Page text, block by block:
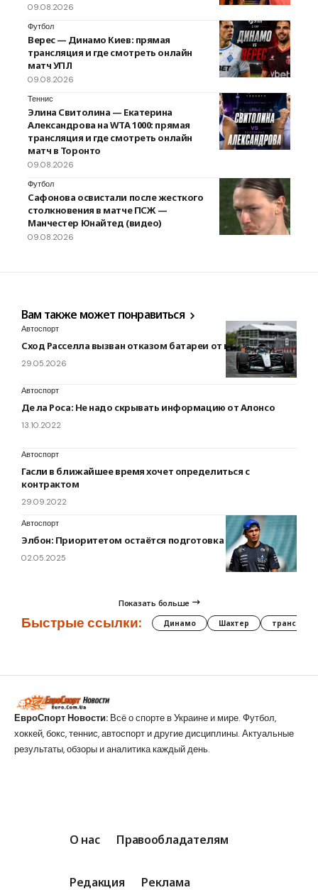
09.08.2026
Футбол
Верес — Динамо Киев: прямая
трансляция и где смотреть онлайн
матч УПЛ
09.08.2026
Теннис
Элина Свитолина — Екатерина
Александрова на WTA 1000: прямая
трансляция и где смотреть онлайн
матч в Торонто
09.08.2026
Футбол
Сафонова освистали после жесткого
столкновения в матче ПСЖ —
Манчестер Юнайтед (видео)
09.08.2026
Вам также может понравиться
Автоспорт
Сход Расселла вызван отказом батареи от перегрева
29.05.2026
Автоспорт
Де ла Роса: Не надо скрывать информацию от Алонсо
13.10.2022
Автоспорт
Гасли в ближайшее время хочет определиться с
контрактом
29.09.2022
Автоспорт
Элбон: Приоритетом остаётся подготовка к 2026 году
02.05.2025
Показать больше
Быстрые ссылки: Динамо Шахтер трансферы
ЕвроСпорт Новости: Всё о спорте в Украине и мире. Футбол,
хоккей, бокс, теннис, автоспорт и другие дисциплины. Актуальные
результаты, обзоры и аналитика каждый день.
О нас Правообладателям
Редакция Реклама